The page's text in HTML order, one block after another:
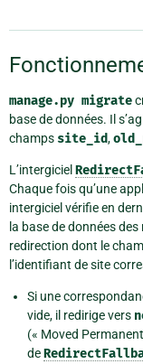
manage.py migrate
base de données. Il
champs site_id,
L’intergiciel
Chaque fois qu’une
intergiciel vérifie en
la base de données
redirection dont le
l’identifiant de site
Si une
vide, il redirige vers
(« Moved
de